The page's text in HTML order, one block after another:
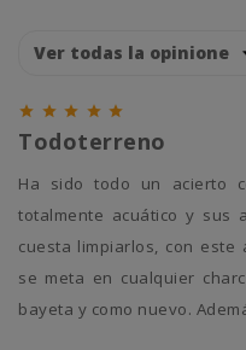
    
Todoterreno
Ha sido todo un acierto comprar este arnés, mi perro es
totalmente acuático y sus
cuesta limpiarlos, con este
se meta en cualquier
bayeta y como nuevo.